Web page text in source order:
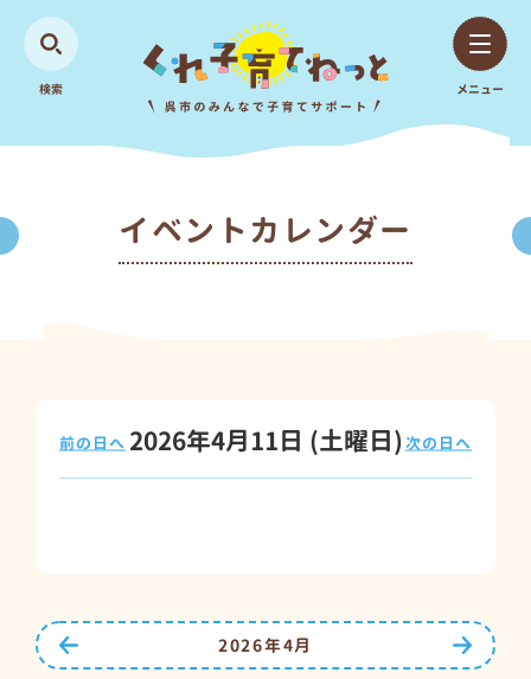
検索 メニュー
イベントカレンダー
2026年4月11日 (土曜日)
前の日へ 次の日へ
次の月
2026年4月